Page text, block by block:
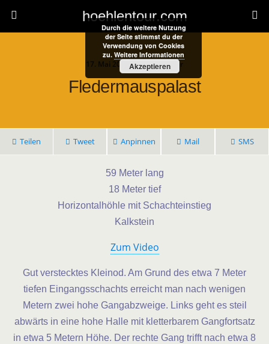
hoehlentour.com
17. Mai 2023 • 1 Kommentar
Fledermauspalast
Teilen Tweet Anpinnen Mail SMS
59 Meter lang
18 Meter tief
Horizontalhöhle mit Schachteinstieg
Kalkstein
Zum Video
Gut verstecktes Kleinod. Am Grund des etwa 7 Meter
tiefen Eingangsschachts erreicht man nach wenigen
Metern zwei hohe Gangabzweige. Links geht es steil
abwärts in eine hohe Halle mit kletterbarem Gangfortsatz
in etwa 5 Metern Höhe. Der rechte Gang trifft nach etwa 8
Durch die weitere Nutzung
der Seite stimmst du der
Verwendung von Cookies
zu. Weitere Informationen
Akzeptieren